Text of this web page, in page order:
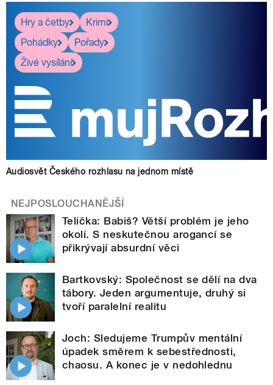
Hry a četby
Krimi
Pohádky
Pořady
Živé vysílání
Audiosvět Českého rozhlasu na jednom místě
NEJPOSLOUCHANĚJŠÍ
Telička: Babiš? Větší problém je jeho
okolí. S neskutečnou arogancí se
přikrývají absurdní věci
Bartkovský: Společnost se dělí na dva
tábory. Jeden argumentuje, druhý si
tvoří paralelní realitu
Joch: Sledujeme Trumpův mentální
úpadek směrem k sebestřednosti,
chaosu. A konec je v nedohlednu